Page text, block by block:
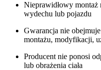
Nieprawidłowy montaż
wydechu lub pojazdu
Gwarancja nie
montażu, modyfikacji,
Producent nie ponosi
lub obrażenia ciała